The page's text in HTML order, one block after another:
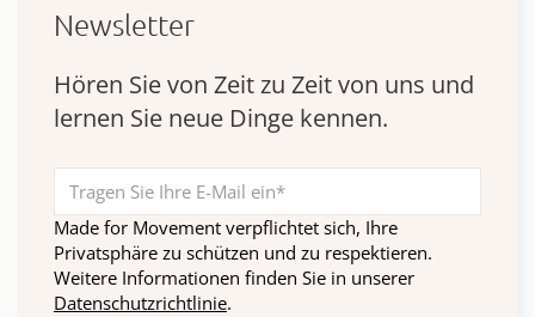
Newsletter
Hören Sie von Zeit zu Zeit von uns und
lernen Sie neue Dinge kennen.
Made for Movement verpflichtet sich, Ihre
Privatsphäre zu schützen und zu respektieren.
Weitere Informationen finden Sie in unserer
Datenschutzrichtlinie.